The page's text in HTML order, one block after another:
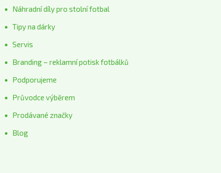
Náhradní díly pro stolní fotbal
Tipy na dárky
Servis
Branding – reklamní potisk fotbálků
Podporujeme
Průvodce výběrem
Prodávané značky
Blog